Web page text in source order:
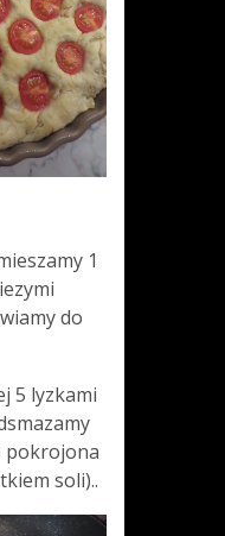
1
do
5 lyzkami
pokrojona
soli)..